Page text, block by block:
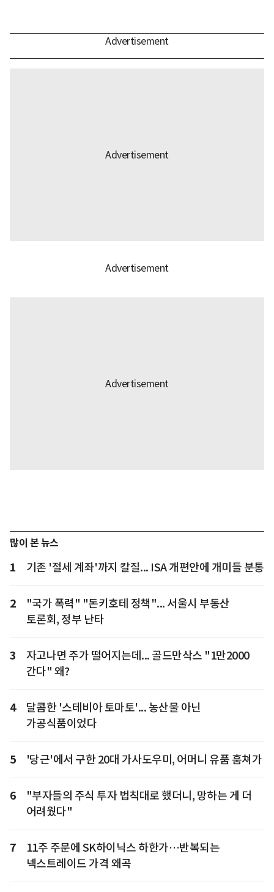
많이 본 뉴스
1 기존 '절세 계좌'까지 칼질... ISA 개편안에 개미들 분통
2
"국가 폭력" "돈키호테 정책"... 서울시 부동산
토론회, 정부 난타
3
자고나면 주가 떨어지는데... 골드만삭스 "1만2000
간다" 왜?
4
달콤한 '스테비아 토마토'... 농산물 아닌
가공식품이었다
5 '당근'에서 구한 20대 가사도우미, 어머니 유품 훔쳐가
6
"부자들의 주식 투자 법칙대로 했더니, 망하는 게 더
어려웠다"
7
11주 주문에 SK하이닉스 하한가…반복되는
넥스트레이드 가격 왜곡